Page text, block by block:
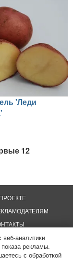
'Леди
12
файлов cookie
аналитики
рекламы.
с обработкой